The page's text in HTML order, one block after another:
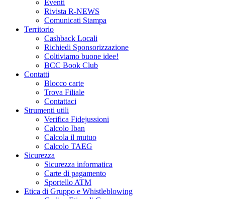
Eventi
Rivista R-NEWS
Comunicati Stampa
Territorio
Cashback Locali
Richiedi Sponsorizzazione
Coltiviamo buone idee!
BCC Book Club
Contatti
Blocco carte
Trova Filiale
Contattaci
Strumenti utili
Verifica Fidejussioni
Calcolo Iban
Calcola il mutuo
Calcolo TAEG
Sicurezza
Sicurezza informatica
Carte di pagamento
Sportello ATM
Etica di Gruppo e Whistleblowing